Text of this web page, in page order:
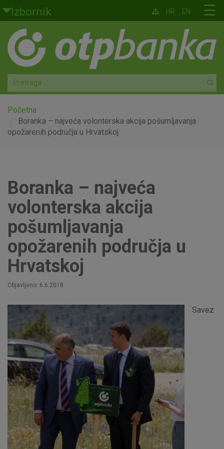
Skoči na glavni sadržaj
Izbornik
Građani
Privatno bankarstvo
Agro
Mala poduzeća i obrtnici
Srednja i velika poduzeća
Faktoring
O nama
☰
HR EN
Početna
Boranka – najveća volonterska akcija pošumljavanja
opožarenih područja u Hrvatskoj
Boranka – najveća
volonterska akcija
pošumljavanja
opožarenih područja u
Hrvatskoj
Objavljeno: 6.6.2018
Savez